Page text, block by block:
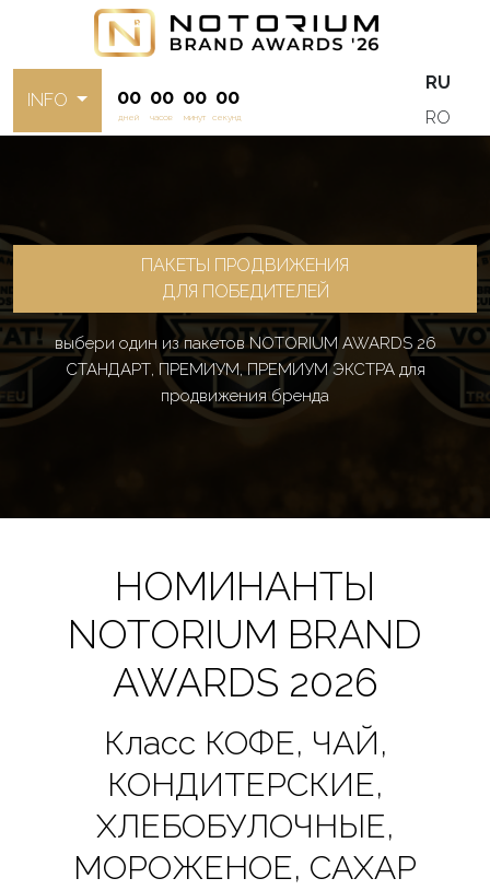
INFO 00
дней
00
часов
00
минут
00
секунд
RU
RO
ПАКЕТЫ ПРОДВИЖЕНИЯ
ДЛЯ ПОБЕДИТЕЛЕЙ
выбери один из пакетов NOTORIUM AWARDS 26
СТАНДАРТ, ПРЕМИУМ, ПРЕМИУМ ЭКСТРА для
продвижения бренда
НОМИНАНТЫ
NOTORIUM BRAND
AWARDS 2026
Класс КОФЕ, ЧАЙ,
КОНДИТЕРСКИЕ,
ХЛЕБОБУЛОЧНЫЕ,
МОРОЖЕНОЕ, САХАР